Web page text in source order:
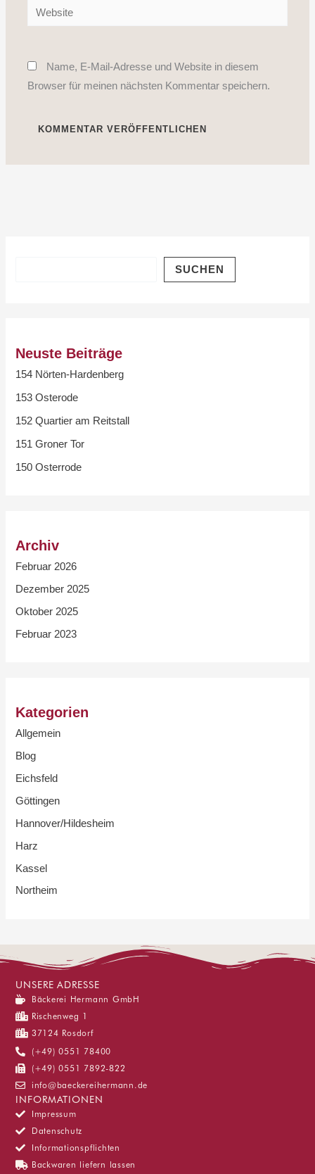
Website
Name, E-Mail-Adresse und Website in diesem
Browser für meinen nächsten Kommentar speichern.
SUCHEN
Neuste Beiträge
154 Nörten-Hardenberg
153 Osterode
152 Quartier am Reitstall
151 Groner Tor
150 Osterrode
Archiv
Februar 2026
Dezember 2025
Oktober 2025
Februar 2023
Kategorien
Allgemein
Blog
Eichsfeld
Göttingen
Hannover/Hildesheim
Harz
Kassel
Northeim
UNSERE ADRESSE
Bäckerei Hermann GmbH
Rischenweg 1
37124 Rosdorf
(+49) 0551 78400
(+49) 0551 7892-822
info@baeckereihermann.de
INFORMATIONEN
Impressum
Datenschutz
Informationspflichten
Backwaren liefern lassen